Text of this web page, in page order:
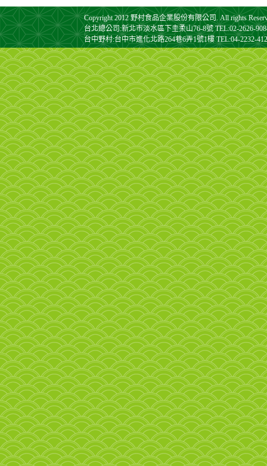
Copyright 2012 野村食品企業股份有限公司. All rights
台北總公司:新北市淡水區下圭柔山76-8號 TEL:02-2626-
台中野村:台中市進化北路264巷6弄1號1樓 TEL:04-2232-